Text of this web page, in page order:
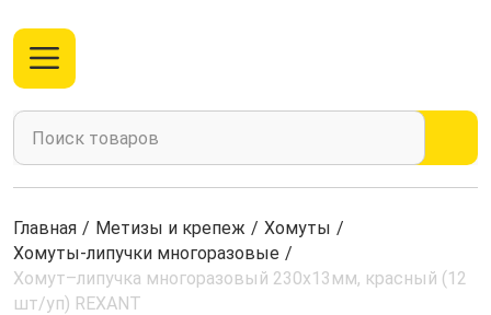
Главная / Метизы и крепеж / Хомуты /
Хомуты-липучки многоразовые /
Хомут–липучка многоразовый 230х13мм, красный (12
шт/уп) REXANT